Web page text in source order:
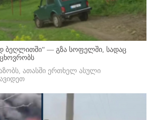
ბეღლითში“ — გზა სოფელში, სადაც
ათასში ერთხელ ასული